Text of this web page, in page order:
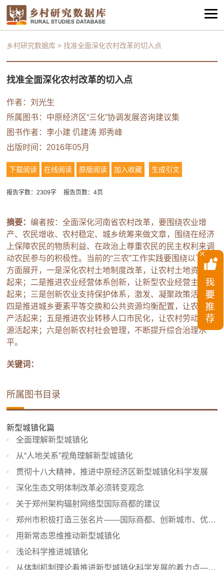
乡村研究数据库 >找准全面深化农村改革的切入点
找准全面深化农村改革的切入点
作者：刘光生
所属图书： 中原经济区“三化”协调发展咨询建议集
图书作者：李小建仉建涛 郑秀峰
出版时间：2016年05月
下载阅读 在线阅读 原版阅读 加入收藏 生成引文
报告字数：2309字 报告页数：4页
摘要：编者按：全面深化河南省农村改革，要围绕农业增
产、农民增收、农村稳定、城乡统筹来做文章，围绕在经济
上保障农民的物质利益、在政治上尊重农民的民主权利来调
动农民参与的积极性。当前的“三农”工作实践要围绕以下几
方面展开，一是深化农村土地制度改革，让农村土地资源活
起来；二是推进农业经营体系创新，让新型农业经营主体活
起来；三是创新农业支持保护体系，激发、凝聚政策活力；
四是推进城乡要素平等交换和公共资源均衡配置，让农村资
产活起来；五是推进农业转移人口市民化，让农村劳动力资
源活起来；六是创新农村社会管理，不断提升综合治理水
平。
关键词：
所属图书目录
新型城镇化篇
全面理解新型城镇化
从“人地关系”视角理解新型城镇化
贯彻十八大精神，推进中原经济区新型城镇化科学发展
深化生态文明体制改革必须转变观念
关于郑州架构辐射网络型国际商都的建议
郑州市积极打造三张名片——国际商都、创新城市、优美绿城...
用新常态思维推动新型城镇化
浅论科学推进城镇化
从体制机制理论看推进新型城镇化科学发展的着力点——“完...